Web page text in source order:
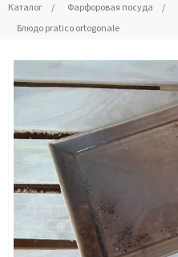
Каталог / Фарфоровая посуда /
Блюдо pratico ortogonale